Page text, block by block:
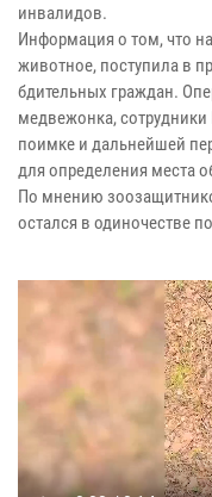
инвалидов.
Информация о том, что
животное, поступила в
бдительных граждан.
медвежонка,
поимке и дальнейшей
для определения места
По мнению
остался в одиночестве